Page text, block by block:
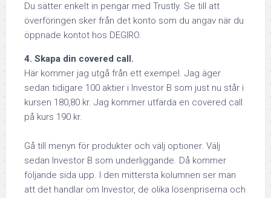
Du sätter enkelt in pengar med Trustly. Se till att
överföringen sker från det konto som du angav när du
öppnade kontot hos DEGIRO.
4. Skapa din covered call.
Här kommer jag utgå från ett exempel. Jag äger
sedan tidigare 100 aktier i Investor B som just nu står i
kursen 180,80 kr. Jag kommer utfärda en covered call
på kurs 190 kr.
Gå till menyn för produkter och välj optioner. Välj
sedan Investor B som underliggande. Då kommer
följande sida upp. I den mittersta kolumnen ser man
att det handlar om Investor, de olika lösenpriserna och